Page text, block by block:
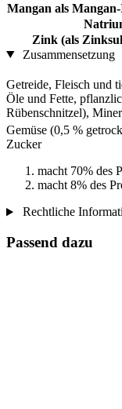
Mangan als
Zink (als
Zusammensetzung
Getreide, Fleisch und
Öle und Fette,
Rübenschnitzel),
Gemüse (0,5 %
Zucker
macht 70% des
macht 8% des
Rechtliche
Passend dazu